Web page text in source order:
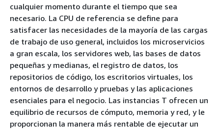
cualquier momento durante el tiempo que sea
necesario. La CPU de referencia se define para
satisfacer las necesidades de la mayoría de las cargas
de trabajo de uso general, incluidos los microservicios
a gran escala, los servidores web, las bases de datos
pequeñas y medianas, el registro de datos, los
repositorios de código, los escritorios virtuales, los
entornos de desarrollo y pruebas y las aplicaciones
esenciales para el negocio. Las instancias T ofrecen un
equilibrio de recursos de cómputo, memoria y red, y le
proporcionan la manera más rentable de ejecutar un